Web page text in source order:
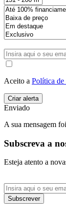
Aceito a Política de
Enviado
A sua mensagem
Subscreva a
Esteja atento a